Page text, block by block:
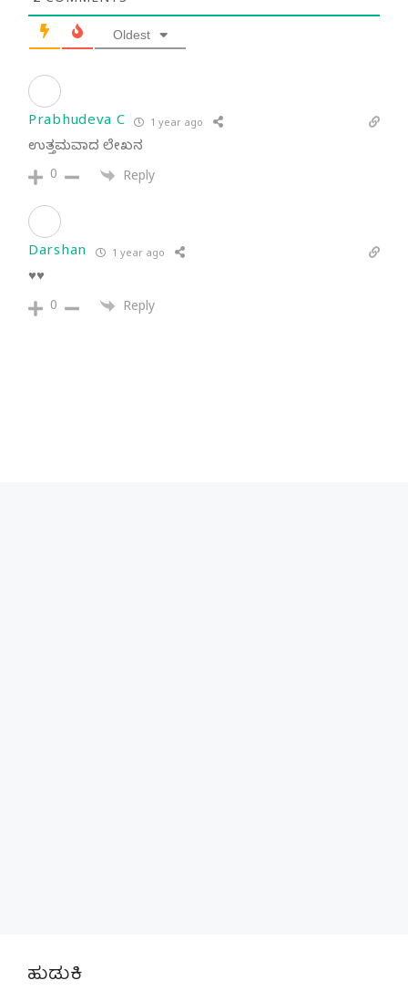
Oldest
Prabhudeva C 1 year ago
ಉತ್ತಮವಾದ ಲೇಖನ
0 Reply
Darshan 1 year ago
♥️♥️
0 Reply
ಹುಡುಕಿ